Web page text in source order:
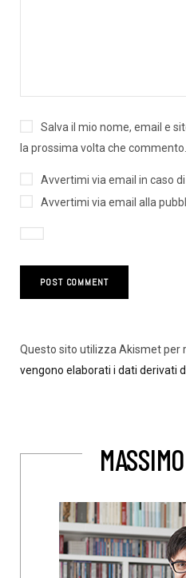
Salva il mio nome, email e
la prossima volta che commento.
Avvertimi via email in caso
Avvertimi via email alla
Questo sito utilizza Akismet per
vengono elaborati i dati derivati